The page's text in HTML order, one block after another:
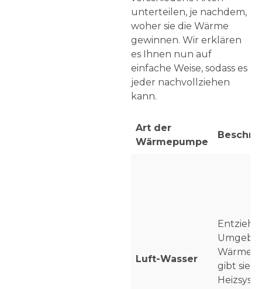
unterteilen, je nachdem,
woher sie die Wärme
gewinnen. Wir erklären
es Ihnen nun auf
einfache Weise, sodass es
jeder nachvollziehen
kann.
Art der
Wärmepumpe
Luft-Wasser
Entzieht
Wärme
gibt sie